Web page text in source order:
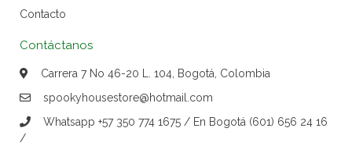
Contacto
Contáctanos
Carrera 7 No 46-20 L. 104, Bogotá, Colombia
spookyhousestore@hotmail.com
Whatsapp +57 350 774 1675 / En Bogotá (601) 656 24 16
/